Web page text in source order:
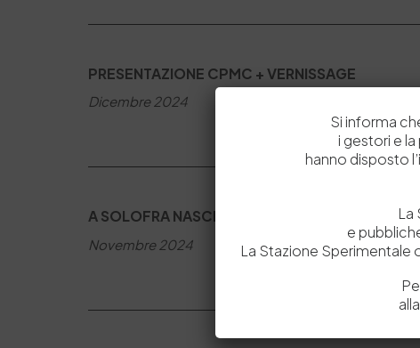
PRESENTAZIONE CPMC + VERNISSAGE
Dicembre 2024
A SOLOFRA NASCE IL POLITECNICO DEL
Novembre 2024
Si informa
i gestori e
hanno disposto
La
e
La Stazione Sperimentale